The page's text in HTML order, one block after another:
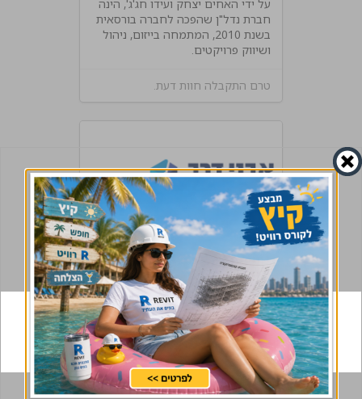
על ידי האחים יצחק ועידו חג'ג', הינה
חברת נדל"ן שהפכה לחברה בורסאית
בשנת 2010, המתמחה בייזום, ניהול
ושיווק פרויקטים.
טרם התקבלה חוות דעת.
אבני דרך
לאבני דרך ניסיון רב שנים בניהול
פרויקטים ובמתן פתרונות יצירתיים
ונגישים המאפשרים לזוגות ומשפחות
להתקדם לדירה משלהם.
טרם התקבלה חוות דעת.